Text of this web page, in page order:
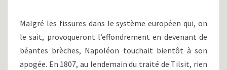
SYSTÈME
EUROPÉEN,
LE
PAPE
Malgré les fissures dans le système européen qui, on
le sait, provoqueront l’effondrement en devenant de
béantes brèches, Napoléon touchait bientôt à son
apogée. En 1807, au lendemain du traité de Tilsit, rien